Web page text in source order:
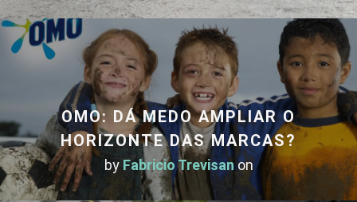
OMO: DÁ MEDO AMPLIAR O
HORIZONTE DAS MARCAS?
by Fabricio Trevisanon